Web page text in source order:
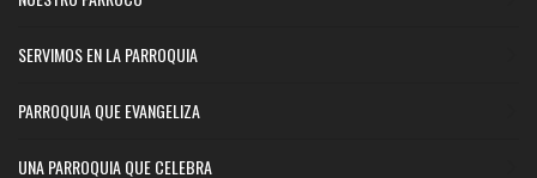
SERVIMOS EN LA PARROQUIA
PARROQUIA QUE EVANGELIZA
UNA PARROQUIA QUE CELEBRA